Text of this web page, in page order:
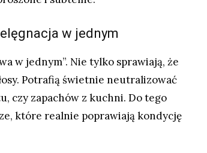
w jednym
w jednym”. Nie tylko sprawiają, że
Potrafią świetnie neutralizować
czy zapachów z kuchni. Do tego
które realnie poprawiają kondycję